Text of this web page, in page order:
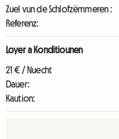
Zuel vun de Schlofzëmmeren :
Referenz:
Loyer a Konditiounen
21 € / Nuecht
Dauer:
Kaution: